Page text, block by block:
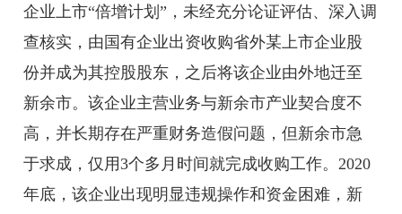
企业上市“倍增计划”，未经充分论证评估、深入调
查核实，由国有企业出资收购省外某上市企业股
份并成为其控股股东，之后将该企业由外地迁至
新余市。该企业主营业务与新余市产业契合度不
高，并长期存在严重财务造假问题，但新余市急
于求成，仅用3个多月时间就完成收购工作。2020
年底，该企业出现明显违规操作和资金困难，新